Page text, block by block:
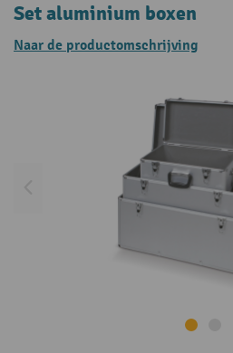
Set aluminium boxen
Naar de productomschrijving